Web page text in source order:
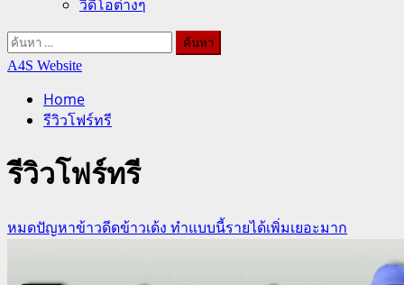
วิดีโอต่างๆ
ค้นหา
สำหรับ:
A4S Website
Home
รีวิวโฟร์ทรี
รีวิวโฟร์ทรี
หมดปัญหาข้าวดีดข้าวเด้ง ทำแบบนี้รายได้เพิ่มเยอะมาก